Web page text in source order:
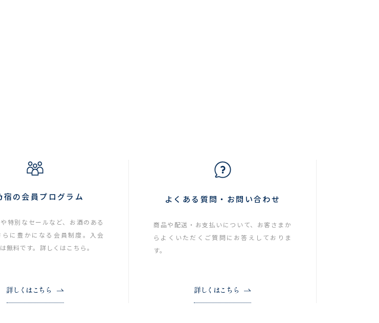
宿の会員プログラム
特別なセールなど、お酒のある
らに豊かになる会員制度。入会
無料です。詳しくはこちら。
詳しくはこちら
よくある質問・お問い合わせ
商品や配送・お支払いについて、お客さまか
らよくいただくご質問にお答えしておりま
す。
詳しくはこちら